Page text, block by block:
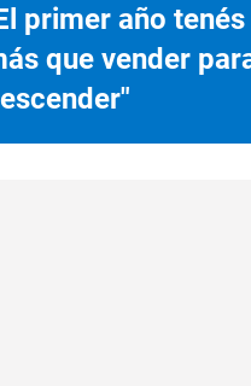
primer año
que vender